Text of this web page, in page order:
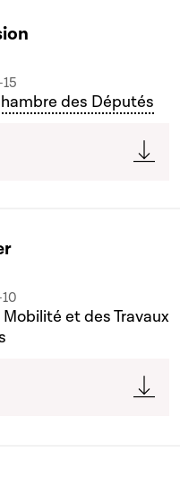
des Députés
et des Travaux